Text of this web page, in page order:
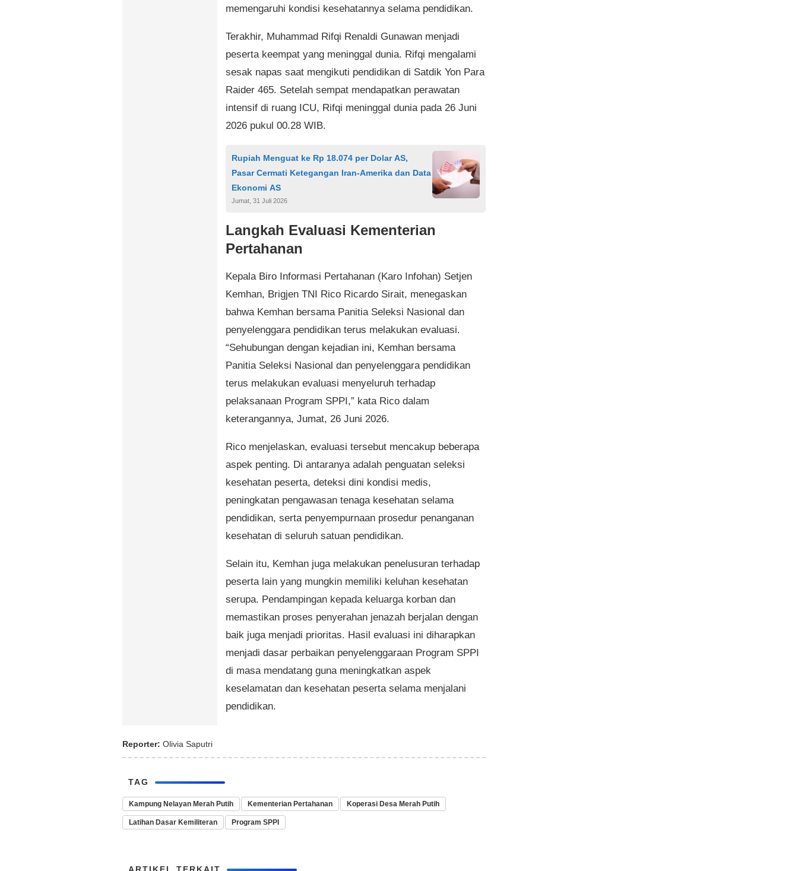
memengaruhi kondisi kesehatannya selama pendidikan.
Terakhir, Muhammad Rifqi Renaldi Gunawan menjadi
peserta keempat yang meninggal dunia. Rifqi mengalami
sesak napas saat mengikuti pendidikan di Satdik Yon Para
Raider 465. Setelah sempat mendapatkan perawatan
intensif di ruang ICU, Rifqi meninggal dunia pada 26 Juni
2026 pukul 00.28 WIB.
Rupiah Menguat ke Rp 18.074 per Dolar AS,
Pasar Cermati Ketegangan Iran-Amerika dan Data
Ekonomi AS
Jumat, 31 Juli 2026
Langkah Evaluasi Kementerian
Pertahanan
Kepala Biro Informasi Pertahanan (Karo Infohan) Setjen
Kemhan, Brigjen TNI Rico Ricardo Sirait, menegaskan
bahwa Kemhan bersama Panitia Seleksi Nasional dan
penyelenggara pendidikan terus melakukan evaluasi.
“Sehubungan dengan kejadian ini, Kemhan bersama
Panitia Seleksi Nasional dan penyelenggara pendidikan
terus melakukan evaluasi menyeluruh terhadap
pelaksanaan Program SPPI,” kata Rico dalam
keterangannya, Jumat, 26 Juni 2026.
Rico menjelaskan, evaluasi tersebut mencakup beberapa
aspek penting. Di antaranya adalah penguatan seleksi
kesehatan peserta, deteksi dini kondisi medis,
peningkatan pengawasan tenaga kesehatan selama
pendidikan, serta penyempurnaan prosedur penanganan
kesehatan di seluruh satuan pendidikan.
Selain itu, Kemhan juga melakukan penelusuran terhadap
peserta lain yang mungkin memiliki keluhan kesehatan
serupa. Pendampingan kepada keluarga korban dan
memastikan proses penyerahan jenazah berjalan dengan
baik juga menjadi prioritas. Hasil evaluasi ini diharapkan
menjadi dasar perbaikan penyelenggaraan Program SPPI
di masa mendatang guna meningkatkan aspek
keselamatan dan kesehatan peserta selama menjalani
pendidikan.
Reporter: Olivia Saputri
TAG
Kampung Nelayan Merah Putih Kementerian Pertahanan Koperasi Desa Merah Putih
Latihan Dasar Kemiliteran Program SPPI
ARTIKEL TERKAIT